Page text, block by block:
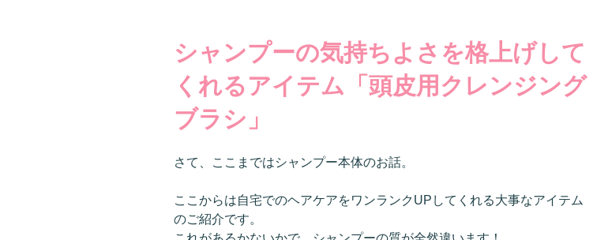
シャンプーの気持ちよさを格上げして
くれるアイテム「頭皮用クレンジング
ブラシ」
さて、ここまではシャンプー本体のお話。
ここからは自宅でのヘアケアをワンランクUPしてくれる大事なアイテム
のご紹介です。